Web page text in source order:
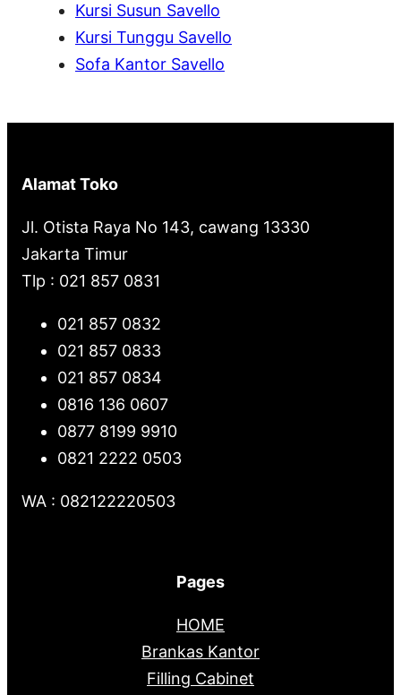
Kursi Susun Savello
Kursi Tunggu Savello
Sofa Kantor Savello
Alamat Toko
Jl. Otista Raya No 143, cawang 13330
Jakarta Timur
Tlp : 021 857 0831
021 857 0832
021 857 0833
021 857 0834
0816 136 0607
0877 8199 9910
0821 2222 0503
WA : 082122220503
Pages
HOME
Brankas Kantor
Filling Cabinet